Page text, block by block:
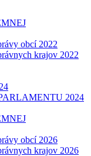
obcí 2022
krajov 2022
2024
obcí 2026
krajov 2026